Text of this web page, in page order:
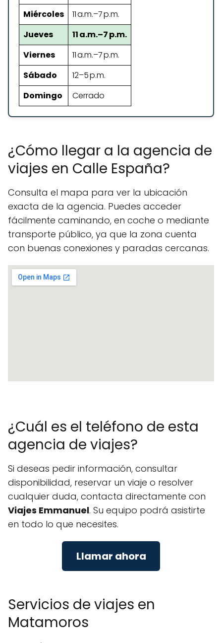
Miércoles
11 a.m.–7 p.m.
Jueves
11 a.m.–7 p.m.
Viernes
11 a.m.–7 p.m.
Sábado
12–5 p.m.
Domingo
Cerrado
¿Cómo llegar a la agencia de
viajes en Calle España?
Consulta el mapa para ver la ubicación
exacta de la agencia. Puedes acceder
fácilmente caminando, en coche o mediante
transporte público, ya que la zona cuenta
con buenas conexiones y paradas cercanas.
¿Cuál es el teléfono de esta
agencia de viajes?
Si deseas pedir información, consultar
disponibilidad, reservar un viaje o resolver
cualquier duda, contacta directamente con
Viajes Emmanuel. Su equipo podrá asistirte
en todo lo que necesites.
Llamar ahora
Servicios de viajes en
Matamoros